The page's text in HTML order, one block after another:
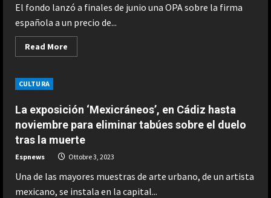
El fondo lanzó a finales de junio una OPA sobre la firma
española a un precio de...
Read More
more
la
OPA
del
fondo
Apollo
sobre
Applus+
CULTURA
La exposición ‘Mexicráneos’, en Cádiz hasta
noviembre para eliminar tabúes sobre el duelo
tras la muerte
Espnews Ottobre 3, 2023
Una de las mayores muestras de arte urbano, de un artista
mexicano, se instala en la capital...